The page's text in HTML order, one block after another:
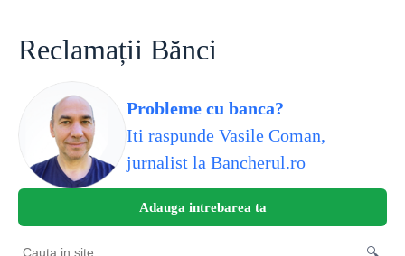
contentReclamații Bănci
Probleme cu banca?
Iti raspunde Vasile Coman,
jurnalist la Bancherul.ro
Adauga intrebarea ta
🔍